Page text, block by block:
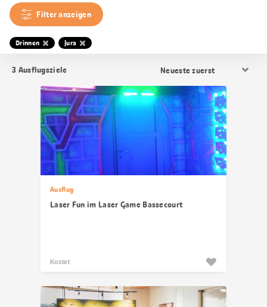
Filter anzeigen
Drinnen Jura
3 Ausflugsziele
Sortierung
Ausflug
Laser Fun im Laser Game Bassecourt
Kostet